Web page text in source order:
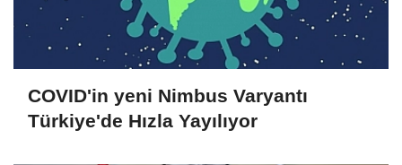
COVID'in yeni Nimbus Varyantı
Türkiye'de Hızla Yayılıyor